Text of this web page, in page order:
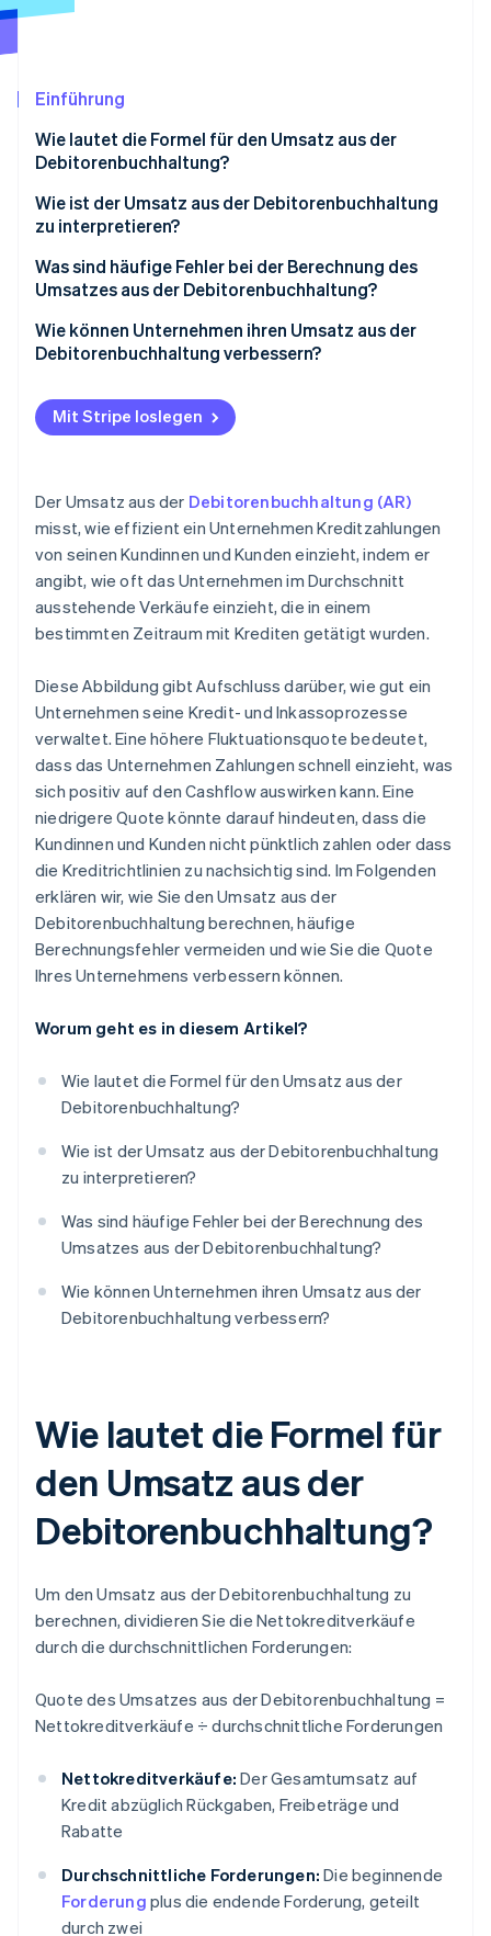
Climate
CO₂-Entnahme
Identity
Online-Identitätsprüfung
Stripe-Sessions 2026
Jetzt ansehen
Einführung
Wie lautet die Formel für den Umsatz aus der
Debitorenbuchhaltung?
Nettokreditverkäufe
Durchschnittliche Forderungen aus Lieferungen und
Leistungen
Wie ist der Umsatz aus der Debitorenbuchhaltung
zu interpretieren?
Was sind häufige Fehler bei der Berechnung des
Umsatzes aus der Debitorenbuchhaltung?
Wie können Unternehmen ihren Umsatz aus der
Debitorenbuchhaltung verbessern?
Mit Stripe loslegen
Der Umsatz aus der Debitorenbuchhaltung (AR)
misst, wie effizient ein Unternehmen Kreditzahlungen
von seinen Kundinnen und Kunden einzieht, indem er
angibt, wie oft das Unternehmen im Durchschnitt
ausstehende Verkäufe einzieht, die in einem
bestimmten Zeitraum mit Krediten getätigt wurden.
Diese Abbildung gibt Aufschluss darüber, wie gut ein
Unternehmen seine Kredit- und Inkassoprozesse
verwaltet. Eine höhere Fluktuationsquote bedeutet,
dass das Unternehmen Zahlungen schnell einzieht, was
sich positiv auf den Cashflow auswirken kann. Eine
niedrigere Quote könnte darauf hindeuten, dass die
Kundinnen und Kunden nicht pünktlich zahlen oder dass
die Kreditrichtlinien zu nachsichtig sind. Im Folgenden
erklären wir, wie Sie den Umsatz aus der
Debitorenbuchhaltung berechnen, häufige
Berechnungsfehler vermeiden und wie Sie die Quote
Ihres Unternehmens verbessern können.
Worum geht es in diesem Artikel?
Wie lautet die Formel für den Umsatz aus der
Debitorenbuchhaltung?
Wie ist der Umsatz aus der Debitorenbuchhaltung
zu interpretieren?
Was sind häufige Fehler bei der Berechnung des
Umsatzes aus der Debitorenbuchhaltung?
Wie können Unternehmen ihren Umsatz aus der
Debitorenbuchhaltung verbessern?
Wie lautet die Formel für
den Umsatz aus der
Debitorenbuchhaltung?
Um den Umsatz aus der Debitorenbuchhaltung zu
berechnen, dividieren Sie die Nettokreditverkäufe
durch die durchschnittlichen Forderungen:
Quote des Umsatzes aus der Debitorenbuchhaltung =
Nettokreditverkäufe ÷ durchschnittliche Forderungen
Nettokreditverkäufe: Der Gesamtumsatz auf
Kredit abzüglich Rückgaben, Freibeträge und
Rabatte
Durchschnittliche Forderungen: Die beginnende
Forderung plus die endende Forderung, geteilt
durch zwei